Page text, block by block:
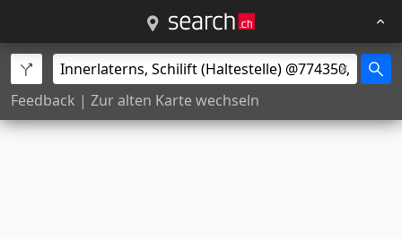
Feedback | Zur alten Karte wechseln